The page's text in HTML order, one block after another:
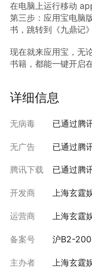
在电脑上运行移动
第三步：应用宝电脑
书，跳转到《九鼎记
现在就来应用宝，无
书籍，都能一键开启
详细信息
无病毒 已通过腾
无广告 已通过腾
腾讯下载 已通过腾
开发商 上海玄霆
运营商 上海玄霆
备案号 沪B2-
主办者 上海玄霆